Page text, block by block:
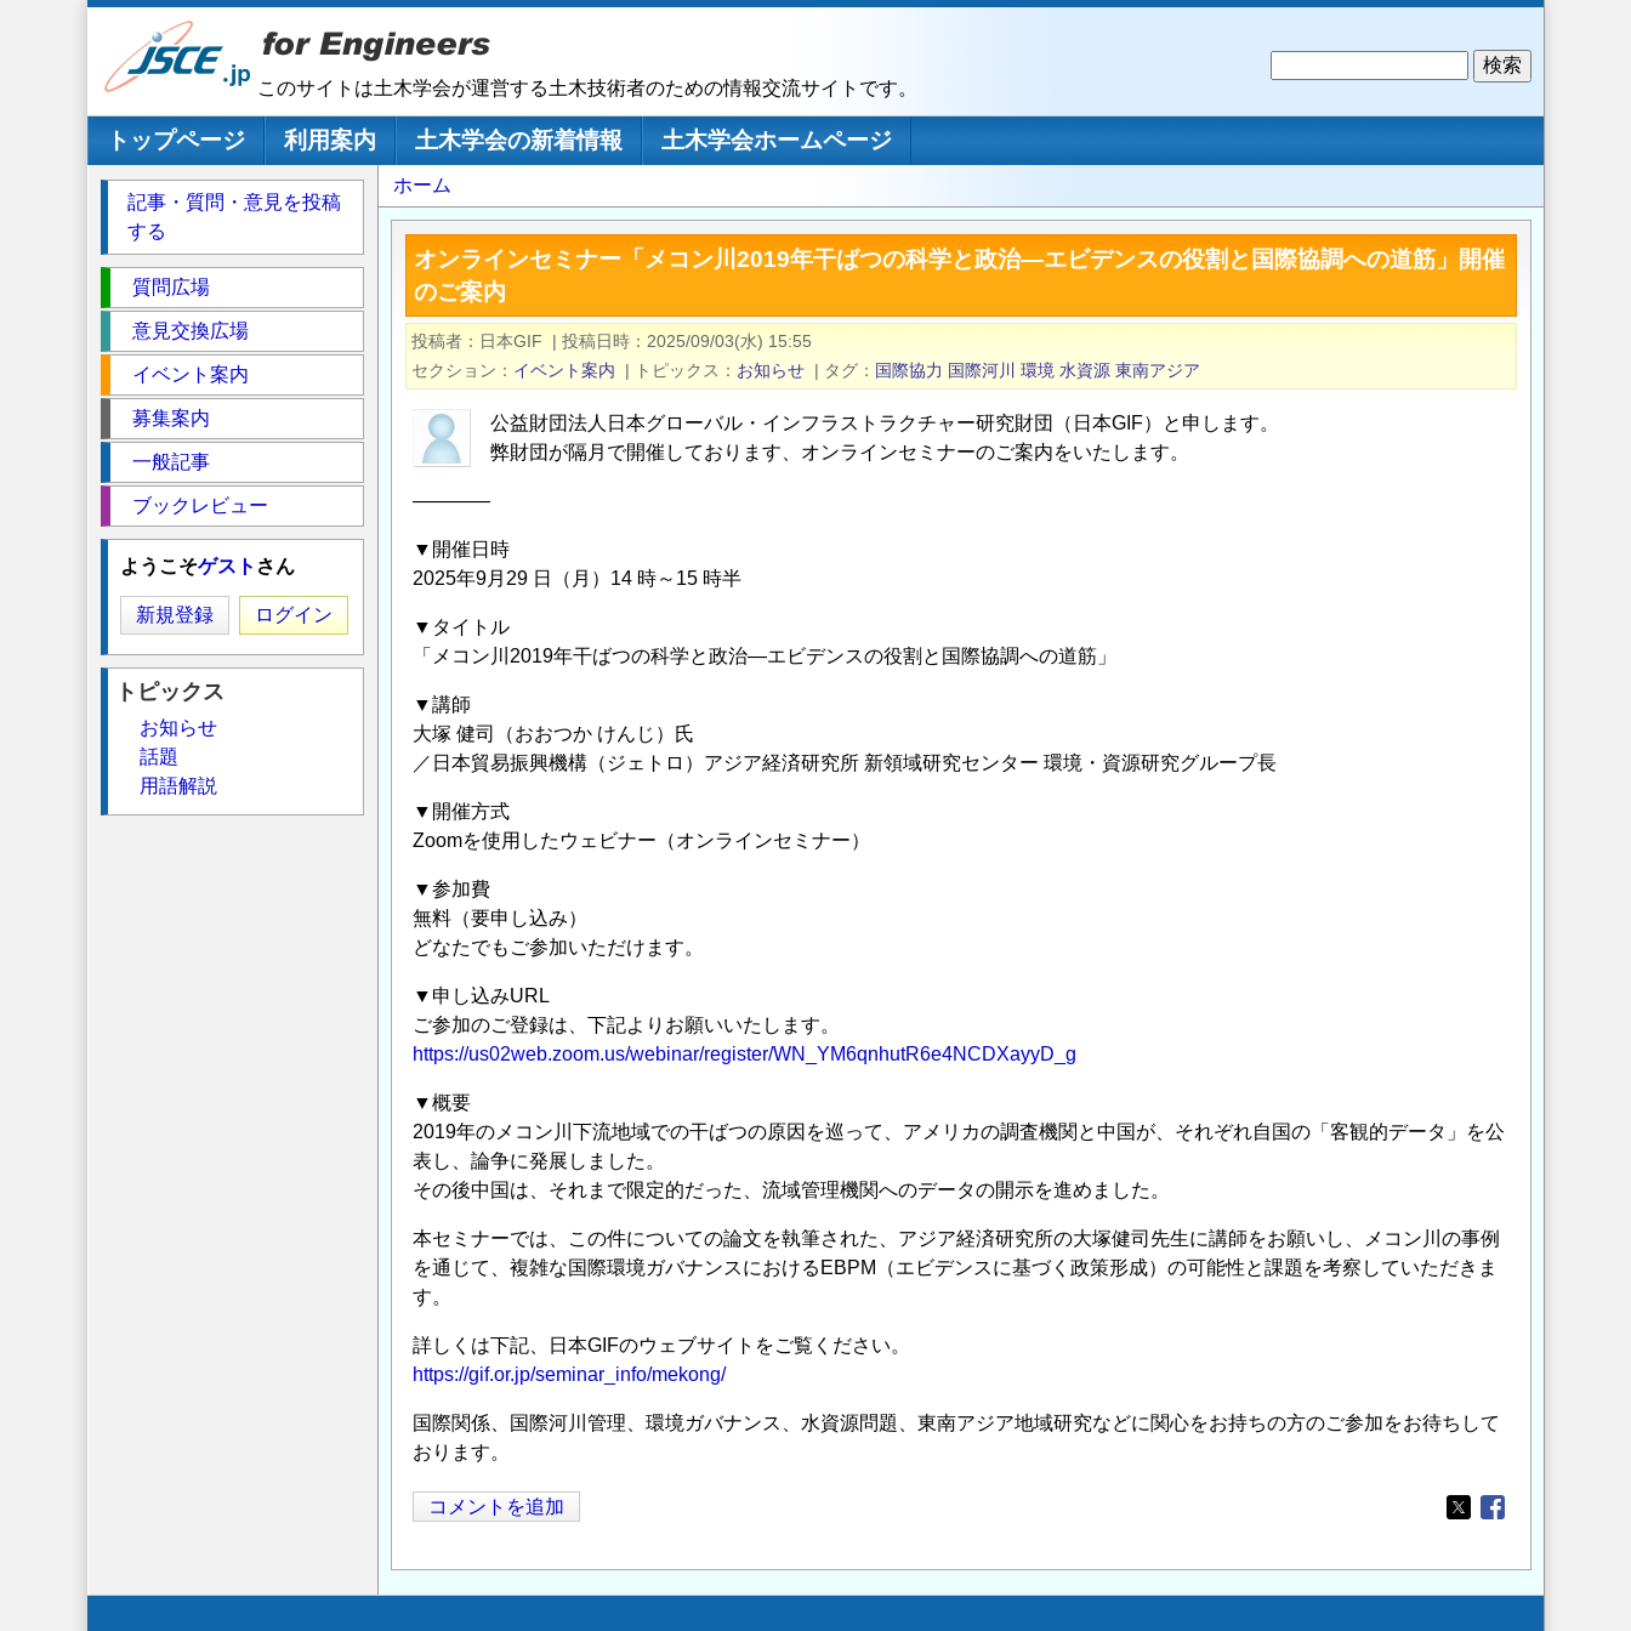
このサイトは土木学会が運営する土木技術者のための情報交流サイトです。
メインナビゲーション
トップページ 利用案内 土木学会の新着情報
土木学会ホームページ
パ
ン
く
ず
ホーム
オンラインセミナー「メコン川2019年干ばつの科学と政治―エビデンスの役割と国際協調への道筋」開催
のご案内
投稿者 日本GIF | 投稿日時
2025/09/03(水) 15:55
セクション
イベント案内 | トピックス お知らせ | タグ 国際協力 国際河川 環境 水資源 東南アジア
公益財団法人日本グローバル・インフラストラクチャー研究財団（日本GIF）と申します。
弊財団が隔月で開催しております、オンラインセミナーのご案内をいたします。
――――
▼開催日時
2025年9月29 日（月）14 時～15 時半
▼タイトル
「メコン川2019年干ばつの科学と政治―エビデンスの役割と国際協調への道筋」
▼講師
大塚 健司（おおつか けんじ）氏
／日本貿易振興機構（ジェトロ）アジア経済研究所 新領域研究センター 環境・資源研究グループ長
▼開催方式
Zoomを使用したウェビナー（オンラインセミナー）
▼参加費
無料（要申し込み）
どなたでもご参加いただけます。
▼申し込みURL
ご参加のご登録は、下記よりお願いいたします。
https://us02web.zoom.us/webinar/register/WN_YM6qnhutR6e4NCDXayyD_g
▼概要
2019年のメコン川下流地域での干ばつの原因を巡って、アメリカの調査機関と中国が、それぞれ自国の「客観的データ」を公
表し、論争に発展しました。
その後中国は、それまで限定的だった、流域管理機関へのデータの開示を進めました。
本セミナーでは、この件についての論文を執筆された、アジア経済研究所の大塚健司先生に講師をお願いし、メコン川の事例
を通じて、複雑な国際環境ガバナンスにおけるEBPM（エビデンスに基づく政策形成）の可能性と課題を考察していただきま
す。
詳しくは下記、日本GIFのウェブサイトをご覧ください。
https://gif.or.jp/seminar_info/mekong/
国際関係、国際河川管理、環境ガバナンス、水資源問題、東南アジア地域研究などに関心をお持ちの方のご参加をお待ちして
おります。
コメントを追加
Opens in a new
Opens in a new
記事・質問・意見を投稿
する
ク
シ
質問広場
意見交換広場
イベント案内
募集案内
一般記事
ブックレビュー
ようこそゲスト さん
新規登録 ログイン
トピックス
お知らせ
話題
用語解説